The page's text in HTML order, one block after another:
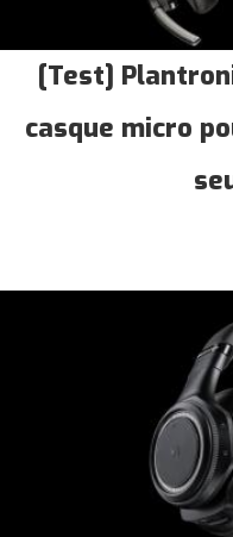
[Test]
casque micro